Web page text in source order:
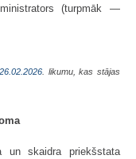
(turpmāk —
26.02.2026 . likumu, kas stājas
skaidra priekšstata